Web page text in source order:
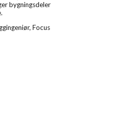
bygningsdeler
Focus